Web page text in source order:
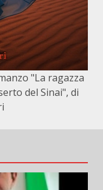
"La ragazza
del Sinai", di